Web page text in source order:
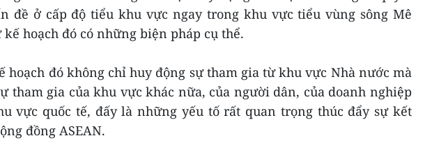
đề ở cấp độ tiểu khu vực ngay trong khu vực tiểu vùng sông Mê
hoạch đó có những biện pháp cụ thể.
hoạch đó không chỉ huy động sự tham gia từ khu vực Nhà nước mà
tham gia của khu vực khác nữa, của người dân, của doanh nghiệp
vực quốc tế, đấy là những yếu tố rất quan trọng thúc đẩy sự kết
đồng ASEAN.